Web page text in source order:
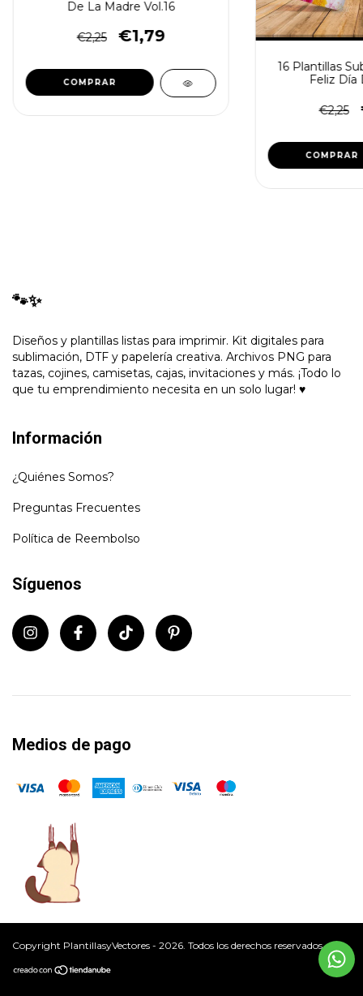
De La Madre Vol.16
€2,25 €1,79
16 Plantillas
Feliz Día
€2,25
🐾✨
Diseños y plantillas listas para imprimir. Kit digitales para
sublimación, DTF y papelería creativa. Archivos PNG para
tazas, cojines, camisetas, cajas, invitaciones y más. ¡Todo lo
que tu emprendimiento necesita en un solo lugar! ♥
Información
¿Quiénes Somos?
Preguntas Frecuentes
Política de Reembolso
Síguenos
Medios de pago
Copyright PlantillasyVectores - 2026. Todos los derechos reservados.